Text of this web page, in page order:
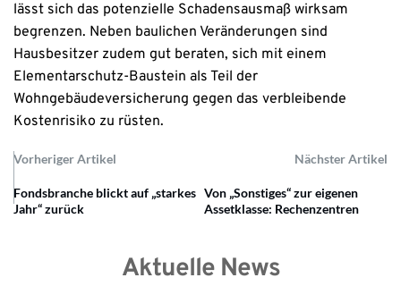
lässt sich das potenzielle Schadensausmaß wirksam
begrenzen. Neben baulichen Veränderungen sind
Hausbesitzer zudem gut beraten, sich mit einem
Elementarschutz-Baustein als Teil der
Wohngebäudeversicherung gegen das verbleibende
Kostenrisiko zu rüsten.
Vorheriger Artikel Nächster Artikel
Fondsbranche blickt auf „starkes
Jahr“ zurück
Von „Sonstiges“ zur eigenen
Assetklasse: Rechenzentren
Aktuelle News